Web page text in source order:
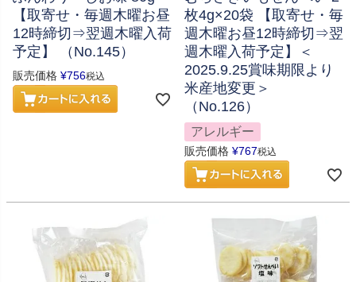
【取寄せ・毎週木曜お昼
12時締切⇒翌週木曜入荷
予定】 （No.145）
販売価格 ¥756税込
枚4g×20袋 【取寄せ・毎
週木曜お昼12時締切⇒翌
週木曜入荷予定】＜
2025.9.25賞味期限より
米産地変更＞
（No.126）
アレルギー
販売価格 ¥767税込